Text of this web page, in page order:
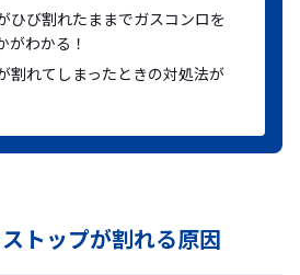
ひび割れたままでガスコンロを
がわかる！
割れてしまったときの対処法が
トップが割れる原因